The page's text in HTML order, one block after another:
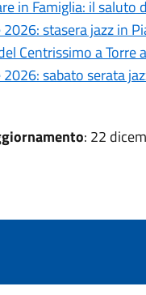
in Famiglia: il
stasera jazz in
Centrissimo a
sabato serata
: 22